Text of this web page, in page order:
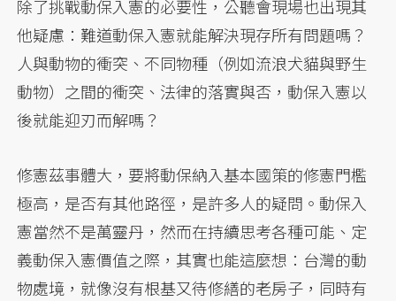
除了挑戰動保入憲的必要性，公聽會現場也出現其
他疑慮：難道動保入憲就能解決現存所有問題嗎？
人與動物的衝突、不同物種（例如流浪犬貓與野生
動物）之間的衝突、法律的落實與否，動保入憲以
後就能迎刃而解嗎？
修憲茲事體大，要將動保納入基本國策的修憲門檻
極高，是否有其他路徑，是許多人的疑問。動保入
憲當然不是萬靈丹，然而在持續思考各種可能、定
義動保入憲價值之際，其實也能這麼想：台灣的動
物處境，就像沒有根基又待修繕的老房子，同時有